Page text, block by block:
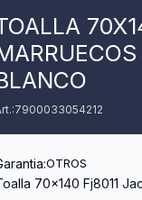
7900033054212
OTROS
70x140 Fj8011